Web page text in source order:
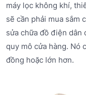
máy lọc không khí,
sẽ cần phải mua sắm
sửa chữa đồ điện dân
quy mô cửa hàng. Nó
đồng hoặc lớn hơn.